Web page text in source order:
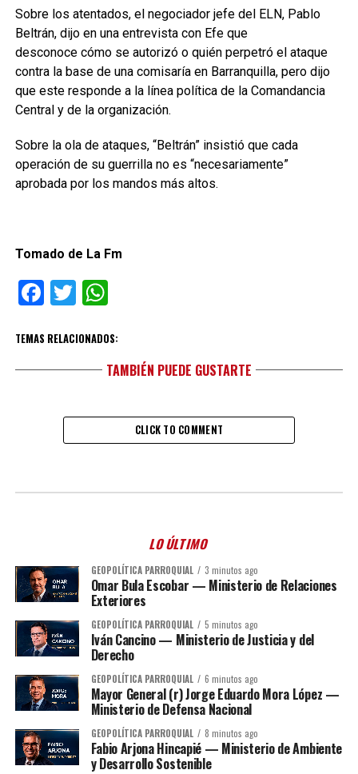
Sobre los atentados, el negociador jefe del ELN, Pablo
Beltrán, dijo en una entrevista con Efe que
desconoce cómo se autorizó o quién perpetró el ataque
contra la base de una comisaría en Barranquilla, pero dijo
que este responde a la línea política de la Comandancia
Central y de la organización.
Sobre la ola de ataques, “Beltrán” insistió que cada
operación de su guerrilla no es “necesariamente”
aprobada por los mandos más altos.
Tomado de La Fm
Facebook
TwitterWhatsApp
TEMAS RELACIONADOS:
TAMBIÉN PUEDE GUSTARTE
CLICK TO COMMENT
LO ÚLTIMO
GEOPOLÍTICA PARROQUIAL 3 minutos ago
Omar Bula Escobar — Ministerio de Relaciones
Exteriores
GEOPOLÍTICA PARROQUIAL 5 minutos ago
Iván Cancino — Ministerio de Justicia y del
Derecho
GEOPOLÍTICA PARROQUIAL 6 minutos ago
Mayor General (r) Jorge Eduardo Mora López —
Ministerio de Defensa Nacional
GEOPOLÍTICA PARROQUIAL 8 minutos ago
Fabio Arjona Hincapié — Ministerio de Ambiente
y Desarrollo Sostenible